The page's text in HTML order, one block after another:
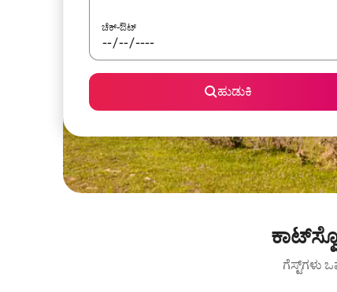
ಚೆಕ್-ಔಟ್
ಹುಡುಕಿ
ಗೆಸ್ಟ್‌ಗಳು